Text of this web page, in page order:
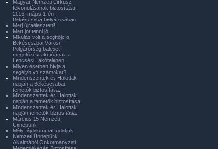
Magyar Nemzeti Cirkusz
felvonulásának biztosítása
2015. május 1-én
Békéscsaba belvárosában
Merj újraéleszteni!
Mert jót tenni jó
Mikulás volt a segítője a
Békéscsabai Városi
Polgárőrség baleset-
megelőzési akciójának a
Lencsési Lakótelepen
Milyen esetben hívja a
segélyhívó számokat?
Mindenszentek és Halottak
napján a Békéscsabai
temetők biztosítása.
Mindenszentek és Halottak
napján a temetők biztosítása.
Mindenszentek és Halottak
napján temetők biztosítása.
Március 15 Nemzeti
Ünnepünk
Mély fájdalommal tudatjuk
Nemzeti Ünnepünk
Alkalmából Önkormányzati